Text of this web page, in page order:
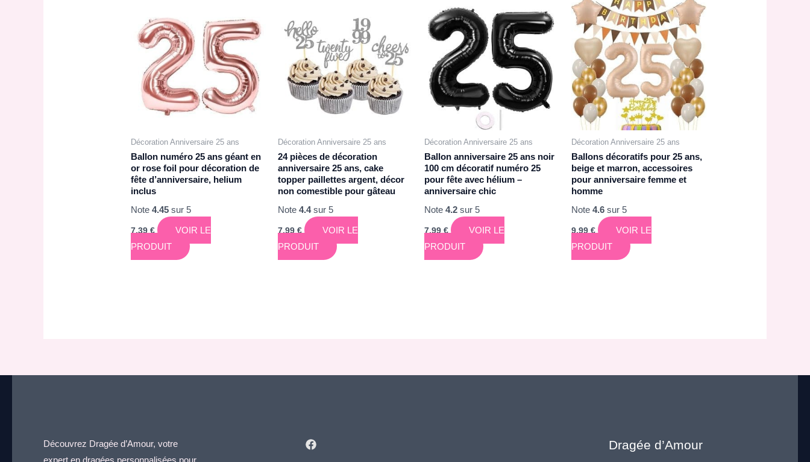
Décoration Anniversaire 25 ans
Ballon numéro 25 ans géant en
or rose foil pour décoration de
fête d’anniversaire, helium
inclus
Note4.45 sur 5
7,39€
VOIR LE
PRODUIT
Décoration Anniversaire 25 ans
24 pièces de décoration
anniversaire 25 ans, cake
topper paillettes argent, décor
non comestible pour gâteau
Note 4.4sur 5
7,99€
VOIR LE
PRODUIT
Décoration Anniversaire 25 ans
Ballon anniversaire 25 ans noir
100 cm décoratif numéro 25
pour fête avec hélium –
anniversaire chic
Note4.2 sur 5
7,99€
VOIR LE
PRODUIT
Décoration Anniversaire 25 ans
Ballons décoratifs pour 25 ans,
beige et marron, accessoires
pour anniversaire femme et
homme
Note4.6 sur 5
9,99€
VOIR LE
PRODUIT
Découvrez Dragée d’Amour, votre
Dragée d’Amour